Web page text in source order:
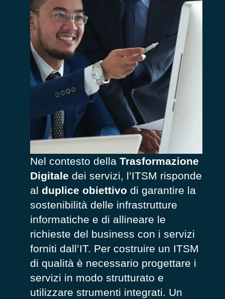
Nel contesto della Trasformazione
Digitale dei servizi, l’ITSM risponde
al duplice obiettivo di garantire la
sostenibilità delle infrastrutture
informatiche e di allineare le
richieste del business con i servizi
forniti dall’IT. Per costruire un ITSM
di qualità è necessario progettare i
servizi in modo strutturato e
utilizzare strumenti integrati. Un